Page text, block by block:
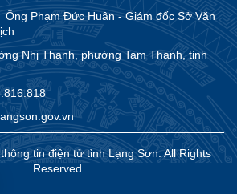
Ông Phạm Đức Huân - Giám đốc Sở Văn
Nhị Thanh, phường Tam Thanh, tỉnh
tin điện tử tỉnh Lạng Sơn. All Rights
Reserved